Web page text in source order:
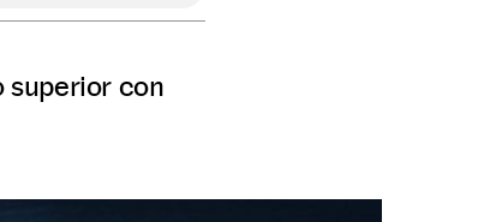
superior con